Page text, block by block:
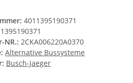
4011395190371
NR.: 2CKA006220A0370
Alternative Bussysteme
Busch-Jaeger